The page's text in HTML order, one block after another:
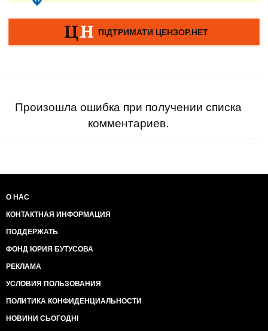
Произошла ошибка при получении списка
комментариев.
О НАС
КОНТАКТНАЯ ИНФОРМАЦИЯ
ПОДДЕРЖАТЬ
ФОНД ЮРИЯ БУТУСОВА
РЕКЛАМА
УСЛОВИЯ ПОЛЬЗОВАНИЯ
ПОЛИТИКА КОНФИДЕНЦИАЛЬНОСТИ
НОВИНИ СЬОГОДНІ